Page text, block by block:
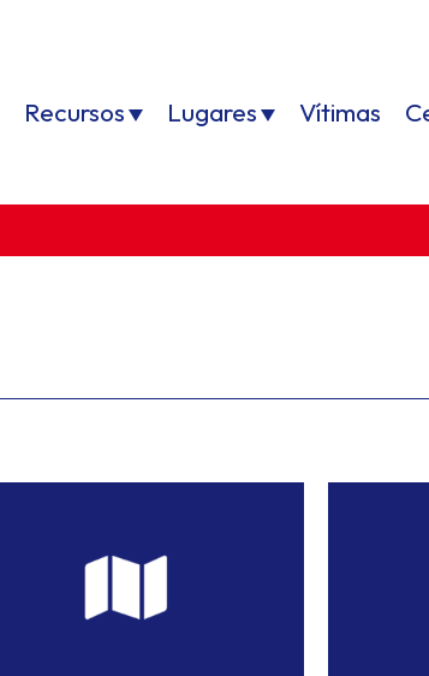
Recursos Lugares Vítimas